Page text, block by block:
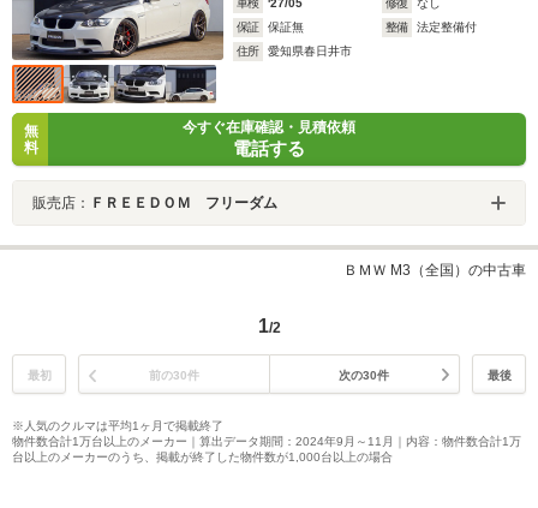
車検
'27/05 修復
なし
保証
保証無 整備
法定整備付
住所
愛知県春日井市
無
料
今すぐ在庫確認・見積依頼
電話する
販売店： ＦＲＥＥＤＯＭ フリーダム
ＢＭＷ M3（全国）の中古車
1/2
最初 前の30件 次の30件 最後
※人気のクルマは平均1ヶ月で掲載終了
物件数合計1万台以上のメーカー｜算出データ期間：2024年9月～11月｜内容：物件数合計1万
台以上のメーカーのうち、掲載が終了した物件数が1,000台以上の場合